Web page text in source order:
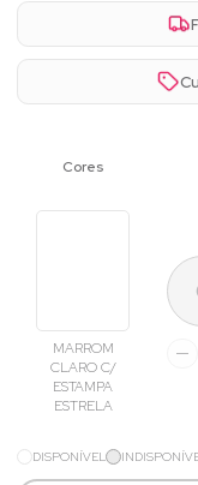
MARROM
CLARO C/
ESTAMPA
ESTRELA
DISPONÍVEL